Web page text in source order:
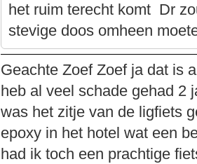
het ruim terecht komt Dr
stevige doos omheen
Geachte Zoef Zoef ja dat is
heb al veel schade gehad 2
was het zitje van de ligfiets
epoxy in het hotel wat een
had ik toch een prachtige